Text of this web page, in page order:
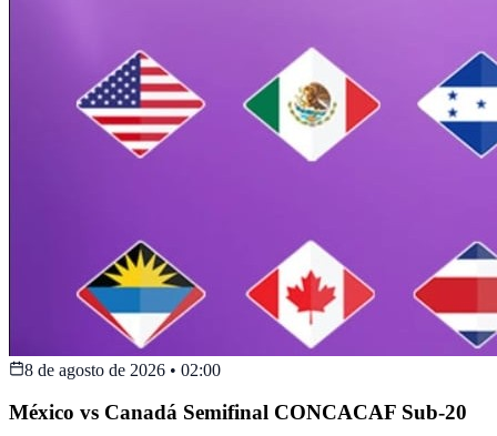
8 de agosto de 2026 • 02:00
México vs Canadá Semifinal CONCACAF Sub-20